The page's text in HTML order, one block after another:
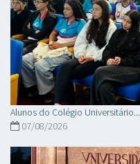
Alunos do Colégio Universitário...
07/08/2026